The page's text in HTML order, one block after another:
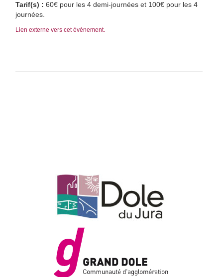
Tarif(s) : 60€ pour les 4 demi-journées et 100€ pour les 4
journées.
Lien externe vers cet évènement.